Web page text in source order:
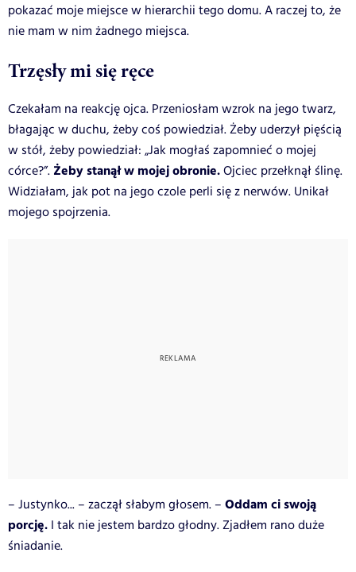
pokazać moje miejsce w hierarchii tego domu. A raczej to, że
nie mam w nim żadnego miejsca.
Trzęsły mi się ręce
Czekałam na reakcję ojca. Przeniosłam wzrok na jego twarz,
błagając w duchu, żeby coś powiedział. Żeby uderzył pięścią
w stół, żeby powiedział: „Jak mogłaś zapomnieć o mojej
córce?”. Żeby stanął w mojej obronie.Ojciec przełknął ślinę.
Widziałam, jak pot na jego czole perli się z nerwów. Unikał
mojego spojrzenia.
– Justynko... – zaczął słabym głosem. – Oddam ci swoją
porcję. I tak nie jestem bardzo głodny. Zjadłem rano duże
śniadanie.